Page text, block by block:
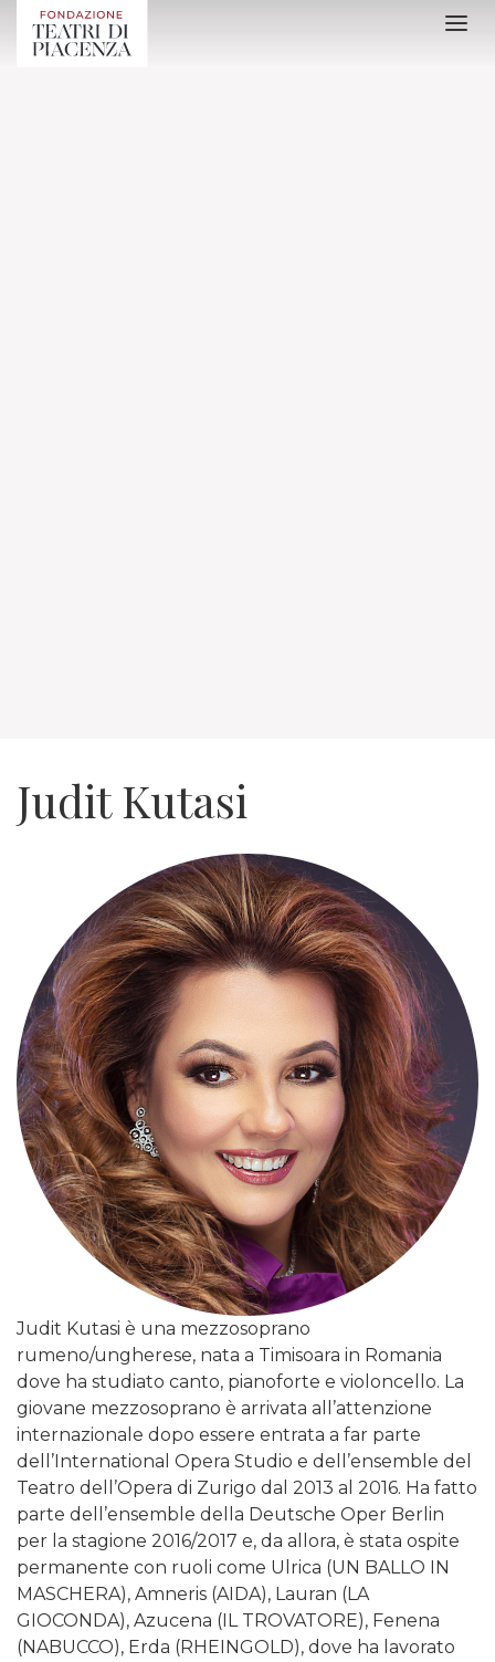
Judit Kutasi
Judit Kutasi è una mezzosoprano
rumeno/ungherese, nata a Timisoara in Romania
dove ha studiato canto, pianoforte e violoncello. La
giovane mezzosoprano è arrivata all’attenzione
internazionale dopo essere entrata a far parte
dell’International Opera Studio e dell’ensemble del
Teatro dell’Opera di Zurigo dal 2013 al 2016. Ha fatto
parte dell’ensemble della Deutsche Oper Berlin
per la stagione 2016/2017 e, da allora, è stata ospite
permanente con ruoli come Ulrica (UN BALLO IN
MASCHERA), Amneris (AIDA), Lauran (LA
GIOCONDA), Azucena (IL TROVATORE), Fenena
(NABUCCO), Erda (RHEINGOLD), dove ha lavorato